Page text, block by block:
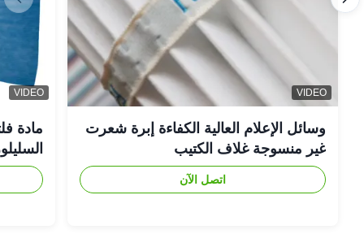
Charlotte
United Kingdom
Aug 8.2025
★★★★★
★★★★★
Great product
Amanda Wilson
United States
May 30.2025
★★★★★
★★★★★
Solved our dust challenge with a tailored solution.
VIDEO
وسائل الإعلام العالية الكفاءة إبرة شعرت
غير منسوجة غلاف الكتيب
اتصل الآن
VIDEO
مادة